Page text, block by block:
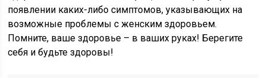
появлении каких-либо симптомов, указывающих на
возможные проблемы с женским здоровьем.
Помните, ваше здоровье – в ваших руках! Берегите
себя и будьте здоровы!